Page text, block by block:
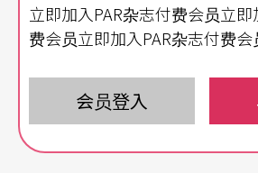
立即加入PAR杂志付费会员立即
费会员立即加入PAR杂志付费会
会员登入